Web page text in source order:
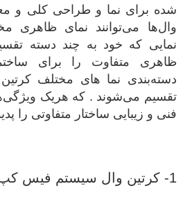
شده برای نما و طراحی کلی و
وال‌ها می‌توانند نمای ظاهری
نمایی که خود به چند دسته
ظاهری متفاوت را برای
دسته‌بندی نما های مختلف
تقسیم می‌شوند . که هریک
فنی و زیبایی ساختار متفاوتی را
1- کرتین وال سیستم فیس کپ ( face cap )